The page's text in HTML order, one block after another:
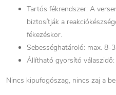
Tartós fékrendszer: A
biztosítják a
fékezéskor.
Sebességhatároló: max.
Állítható gyorsító
Nincs kipufogószag, nincs zaj a